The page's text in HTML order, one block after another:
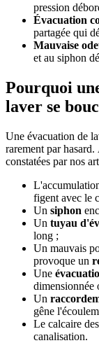
pression
Évacuation
partagée qui
Mauvaise
et au siphon
Pourquoi
laver se
Une évacuation de
rarement par
constatées par nos
figent avec le
Un siphon
Un tuyau
long ;
Un mauvais
provoque un
Une
dimensionnée
Un
gêne
Le calcaire
canalisation.